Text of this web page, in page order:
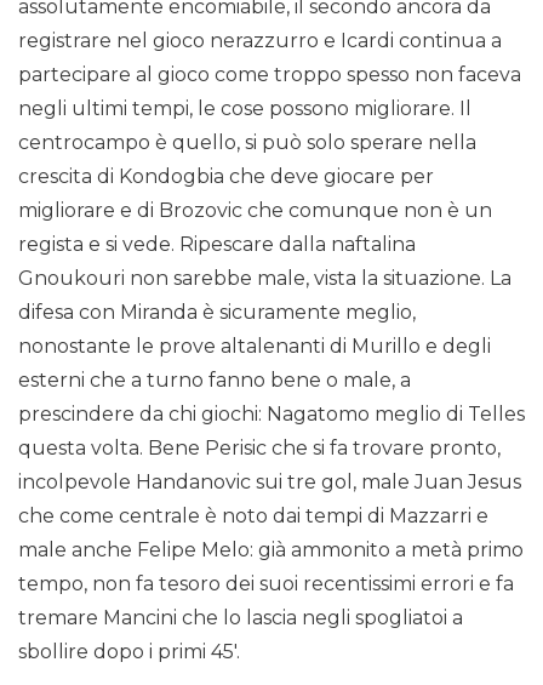
assolutamente encomiabile, il secondo ancora da
registrare nel gioco nerazzurro e Icardi continua a
partecipare al gioco come troppo spesso non faceva
negli ultimi tempi, le cose possono migliorare. Il
centrocampo è quello, si può solo sperare nella
crescita di Kondogbia che deve giocare per
migliorare e di Brozovic che comunque non è un
regista e si vede. Ripescare dalla naftalina
Gnoukouri non sarebbe male, vista la situazione. La
difesa con Miranda è sicuramente meglio,
nonostante le prove altalenanti di Murillo e degli
esterni che a turno fanno bene o male, a
prescindere da chi giochi: Nagatomo meglio di Telles
questa volta. Bene Perisic che si fa trovare pronto,
incolpevole Handanovic sui tre gol, male Juan Jesus
che come centrale è noto dai tempi di Mazzarri e
male anche Felipe Melo: già ammonito a metà primo
tempo, non fa tesoro dei suoi recentissimi errori e fa
tremare Mancini che lo lascia negli spogliatoi a
sbollire dopo i primi 45′.